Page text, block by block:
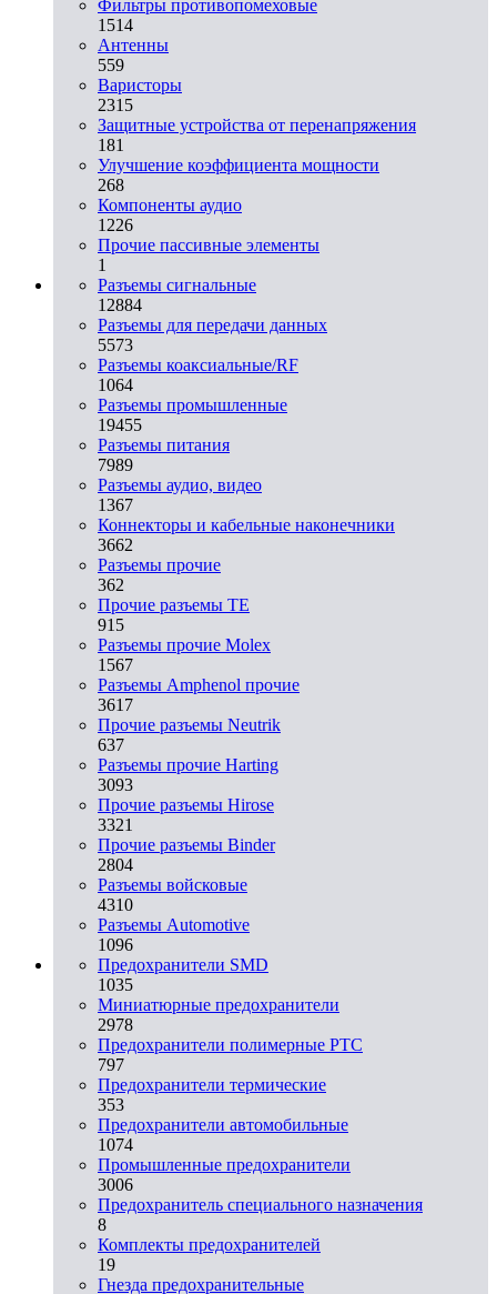
Фильтры противопомеховые
1514
Антенны
559
Варисторы
2315
Защитные устройства от перенапряжения
181
Улучшение коэффициента мощности
268
Компоненты аудио
1226
Прочие пассивные элементы
1
Разъeмы сигнальные
12884
Разъeмы для передачи данных
5573
Разъeмы коаксиальные/RF
1064
Разъeмы промышленные
19455
Разъeмы питания
7989
Разъeмы аудио, видео
1367
Коннекторы и кабельные наконечники
3662
Разъeмы прочие
362
Прочие разъемы TE
915
Разъемы прочие Molex
1567
Разъемы Amphenol прочие
3617
Прочие разъемы Neutrik
637
Разъемы прочие Harting
3093
Прочие разъемы Hirose
3321
Прочие разъемы Binder
2804
Разъемы войсковые
4310
Разъeмы Automotive
1096
Предохранители SMD
1035
Миниатюрные предохранители
2978
Предохранители полимерные PTC
797
Предохранители термические
353
Предохранители автомобильные
1074
Промышленные предохранители
3006
Предохранитель специального назначения
8
Комплекты предохранителей
19
Гнезда предохранительные